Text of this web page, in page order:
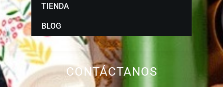
CONTÁCTANOS
TIENDA
BLOG